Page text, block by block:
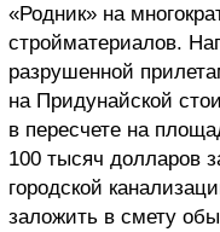
«Родник» на
стройматериалов.
разрушенной
на Придунайской
в пересчете на
100 тысяч долларов
городской
заложить в смету